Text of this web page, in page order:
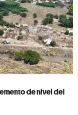
de nivel del